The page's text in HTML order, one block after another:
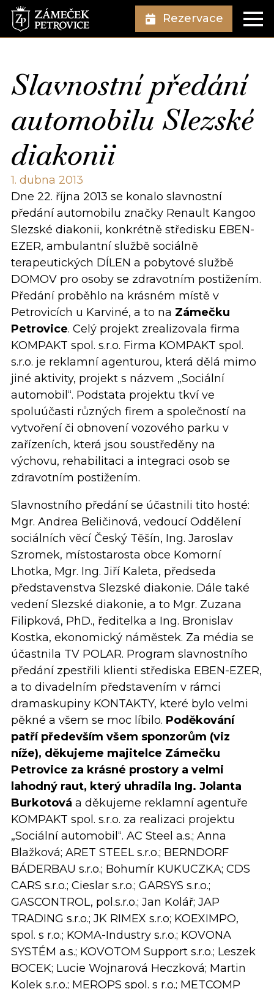
Rezervace
Slavnostní předání
automobilu Slezské
diakonii
1. dubna 2013
Dne 22. října 2013 se konalo slavnostní
předání automobilu značky Renault Kangoo
Slezské diakonii, konkrétně středisku EBEN-
EZER, ambulantní službě sociálně
terapeutických DÍLEN a pobytové službě
DOMOV pro osoby se zdravotním postižením.
Předání proběhlo na krásném místě v
Petrovicích u Karviné, a to na Zámečku
Petrovice. Celý projekt zrealizovala firma
KOMPAKT spol. s.r.o. Firma KOMPAKT spol.
s.r.o. je reklamní agenturou, která dělá mimo
jiné aktivity, projekt s názvem „Sociální
automobil“. Podstata projektu tkví ve
spoluúčasti různých firem a společností na
vytvoření či obnovení vozového parku v
zařízeních, která jsou soustředěny na
výchovu, rehabilitaci a integraci osob se
zdravotním postižením.
Slavnostního předání se účastnili tito hosté:
Mgr. Andrea Beličinová, vedoucí Oddělení
sociálních věcí Český Těšín, Ing. Jaroslav
Szromek, místostarosta obce Komorní
Lhotka, Mgr. Ing. Jiří Kaleta, předseda
představenstva Slezské diakonie. Dále také
vedení Slezské diakonie, a to Mgr. Zuzana
Filipková, PhD., ředitelka a Ing. Bronislav
Kostka, ekonomický náměstek. Za média se
účastnila TV POLAR. Program slavnostního
předání zpestřili klienti střediska EBEN-EZER,
a to divadelním představením v rámci
dramaskupiny KONTAKTY, které bylo velmi
pěkné a všem se moc líbilo. Poděkování
patří především všem sponzorům (viz
níže), děkujeme majitelce Zámečku
Petrovice za krásné prostory a velmi
lahodný raut, který uhradila Ing. Jolanta
Burkotová a děkujeme reklamní agentuře
KOMPAKT spol. s.r.o. za realizaci projektu
„Sociální automobil“. AC Steel a.s.; Anna
Blažková; ARET STEEL s.r.o.; BERNDORF
BÁDERBAU s.r.o.; Bohumír KUKUCZKA; CDS
CARS s.r.o.; Cieslar s.r.o.; GARSYS s.r.o.;
GASCONTROL, pol.s.r.o.; Jan Kolář; JAP
TRADING s.r.o.; JK RIMEX s.r.o; KOEXIMPO,
spol. s r.o.; KOMA-Industry s.r.o.; KOVONA
SYSTÉM a.s.; KOVOTOM Support s.r.o.; Leszek
BOCEK; Lucie Wojnarová Heczková; Martin
Kolek s.r.o.; MEROPS spol. s r.o.; METCOMP